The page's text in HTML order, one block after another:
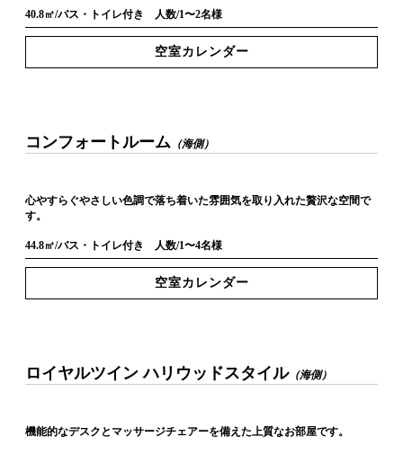
40.8㎡/バス・トイレ付き 人数/1〜2名様
空室カレンダー
コンフォートルーム （海側）
心やすらぐやさしい色調で落ち着いた雰囲気を取り入れた贅沢な空間で
す。
44.8㎡/バス・トイレ付き 人数/1〜4名様
空室カレンダー
ロイヤルツイン ハリウッドスタイル（海側）
機能的なデスクとマッサージチェアーを備えた上質なお部屋です。